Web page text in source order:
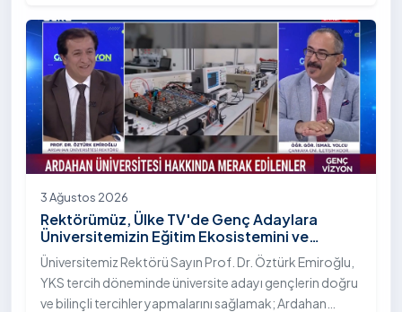
Bilim Diplomasisi: Akademi Lansmanı” programına
katıldı.
3 Ağustos 2026
Rektörümüz, Ülke TV'de Genç Adaylara
Üniversitemizin Eğitim Ekosistemini ve
Sunduğu Nitelikli İmkânları Anlattı
Üniversitemiz Rektörü Sayın Prof. Dr. Öztürk Emiroğlu,
YKS tercih döneminde üniversite adayı gençlerin doğru
ve bilinçli tercihler yapmalarını sağlamak; Ardahan